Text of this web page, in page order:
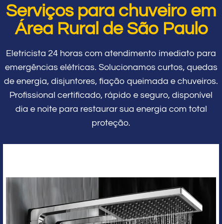
Serviços para chuveiro em
Área Rural de São Paulo
Eletricista 24 horas com atendimento imediato para
emergências elétricas. Solucionamos curtos, quedas
de energia, disjuntores, fiação queimada e chuveiros.
Profissional certificado, rápido e seguro, disponível
dia e noite para restaurar sua energia com total
proteção.